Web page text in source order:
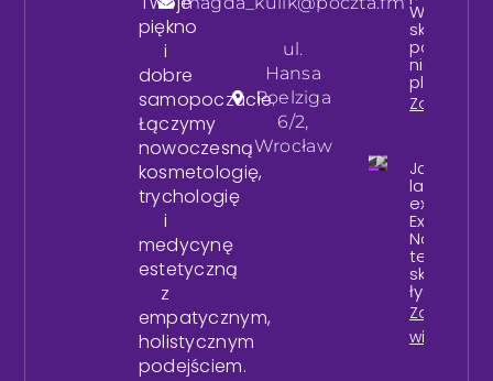
piękno
i
dobre
samopoczucie.
Łączymy
nowoczesną
kosmetologię,
trychologię
i
medycynę
estetyczną
z
empatycznym,
holistycznym
podejściem.
ul.
Hansa
Poelziga
6/2,
Wrocław
Wrocław
pozbyć
plam na
Zobacz
Jak działa
laser
Exciplex?
terapia
skóry
łysienia
Zobacz
więcej